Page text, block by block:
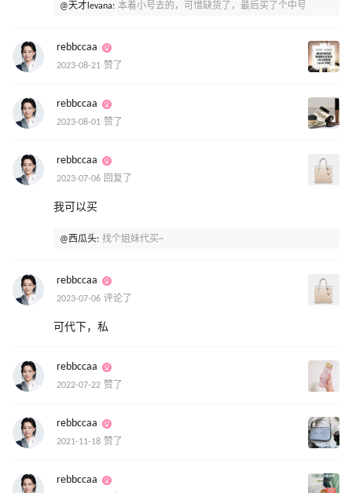
@天才levana: 本着小号去的，可惜缺货了，最后买了个中号
rebbccaa
2023-08-21 赞了
rebbccaa
2023-08-01 赞了
rebbccaa
2023-07-06 回复了
我可以买
@西瓜头: 找个姐妹代买~
rebbccaa
2023-07-06 评论了
可代下，私
rebbccaa
2022-07-22 赞了
rebbccaa
2021-11-18 赞了
rebbccaa